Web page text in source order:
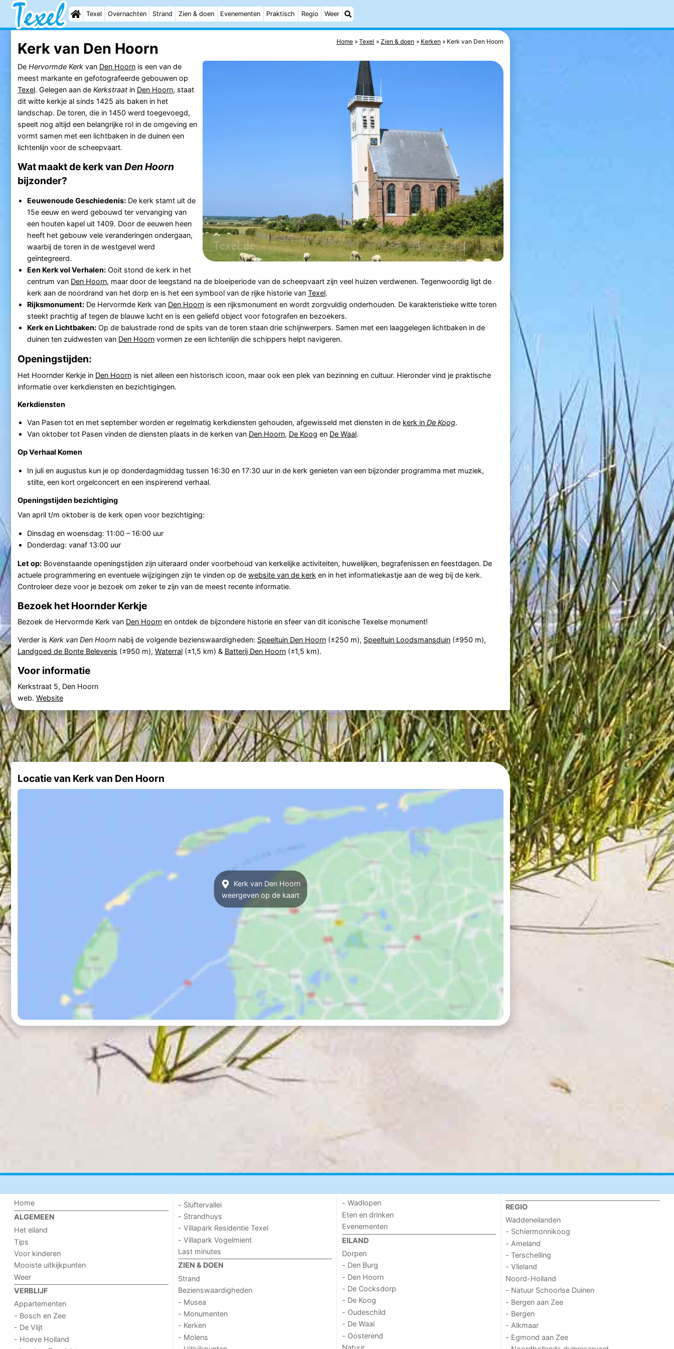
Texel Overnachten Strand Zien & doen Evenementen Praktisch Regio Weer
Home Texel Zien & doen Kerken Kerk van Den Hoorn
Kerk van Den Hoorn
De Hervormde Kerkvan Den Hoornis een van de
meest markante en gefotografeerde gebouwen op
Texel. Gelegen aan de Kerkstraatin Den Hoorn, staat
dit witte kerkje al sinds 1425 als baken in het
landschap. De toren, die in 1450 werd toegevoegd,
speelt nog altijd een belangrijke rol in de omgeving en
vormt samen met een lichtbaken in de duinen een
lichtenlijn voor de scheepvaart.
Wat maakt de kerk van Den Hoorn
bijzonder?
Eeuwenoude Geschiedenis:De kerk stamt uit de
15e eeuw en werd gebouwd ter vervanging van
een houten kapel uit 1409. Door de eeuwen heen
heeft het gebouw vele veranderingen ondergaan,
waarbij de toren in de westgevel werd
geïntegreerd.
Een Kerk vol Verhalen:Ooit stond de kerk in het
centrum van Den Hoorn, maar door de leegstand na de bloeiperiode van de scheepvaart zijn veel huizen verdwenen. Tegenwoordig ligt de
kerk aan de noordrand van het dorp en is het een symbool van de rijke historie van Texel.
Rijksmonument:De Hervormde Kerk van Den Hoornis een rijksmonument en wordt zorgvuldig onderhouden. De karakteristieke witte toren
steekt prachtig af tegen de blauwe lucht en is een geliefd object voor fotografen en bezoekers.
Kerk en Lichtbaken:Op de balustrade rond de spits van de toren staan drie schijnwerpers. Samen met een laaggelegen lichtbaken in de
duinen ten zuidwesten van Den Hoornvormen ze een lichtenlijn die schippers helpt navigeren.
Openingstijden:
Het Hoornder Kerkje in Den Hoornis niet alleen een historisch icoon, maar ook een plek van bezinning en cultuur. Hieronder vind je praktische
informatie over kerkdiensten en bezichtigingen.
Kerkdiensten
Van Pasen tot en met september worden er regelmatig kerkdiensten gehouden, afgewisseld met diensten in de kerk in De Koog.
Van oktober tot Pasen vinden de diensten plaats in de kerken van Den Hoorn, De Koog en De Waal.
Op Verhaal Komen
In juli en augustus kun je op donderdagmiddag tussen 16:30 en 17:30 uur in de kerk genieten van een bijzonder programma met muziek,
stilte, een kort orgelconcert en een inspirerend verhaal.
Openingstijden bezichtiging
Van april t/m oktober is de kerk open voor bezichtiging:
Dinsdag en woensdag: 11:00 – 16:00 uur
Donderdag: vanaf 13:00 uur
Let op:Bovenstaande openingstijden zijn uiteraard onder voorbehoud van kerkelijke activiteiten, huwelijken, begrafenissen en feestdagen. De
actuele programmering en eventuele wijzigingen zijn te vinden op de website van de kerk en in het informatiekastje aan de weg bij de kerk.
Controleer deze voor je bezoek om zeker te zijn van de meest recente informatie.
Bezoek het Hoornder Kerkje
Bezoek de Hervormde Kerk van Den Hoornen ontdek de bijzondere historie en sfeer van dit iconische Texelse monument!
Verder is Kerk van Den Hoornnabij de volgende bezienswaardigheden: Speeltuin Den Hoorn(±250 m), Speeltuin Loodsmansduin(±950 m),
Landgoed de Bonte Belevenis (±950 m), Waterral(±1,5 km) & Batterij Den Hoorn(±1,5 km).
Voor informatie
Kerkstraat 5, Den Hoorn
web. Website
Locatie van Kerk van Den Hoorn
Kerk van Den Hoorn
weergeven op de kaart
Home
ALGEMEEN
Het eiland
Tips
Voor kinderen
Mooiste uitkijkpunten
Weer
VERBLIJF
Appartementen
- Bosch en Zee
- De Vlijt
- Hoeve Holland
- Sluftervallei
- Strandhuys
- Villapark Residentie Texel
- Villapark Vogelmient
Last minutes
ZIEN & DOEN
Strand
Bezienswaardigheden
- Musea
- Monumenten
- Kerken
- Molens
- Wadlopen
Eten en drinken
Evenementen
EILAND
Dorpen
- Den Burg
- Den Hoorn
- De Cocksdorp
- De Koog
- Oudeschild
- De Waal
- Oosterend
Natuur
REGIO
Waddeneilanden
- Schiermonnikoog
- Ameland
- Terschelling
- Vlieland
Noord-Holland
- Natuur Schoorlse Duinen
- Bergen aan Zee
- Bergen
- Alkmaar
- Egmond aan Zee